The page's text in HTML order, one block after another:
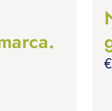
€